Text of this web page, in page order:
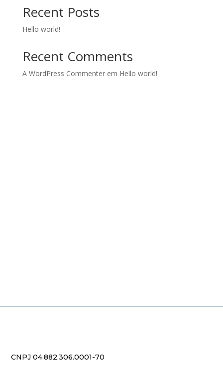
Recent Posts
Hello world!
Recent Comments
A WordPress Commenterem Hello world!
CNPJ 04.882.306.0001-70